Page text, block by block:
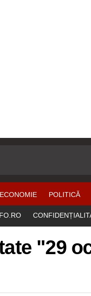
ECONOMIE POLITICĂ
"29